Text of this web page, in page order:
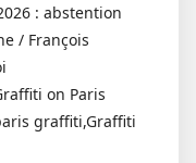
: abstention
/ François
on Paris
graffiti,Graffiti